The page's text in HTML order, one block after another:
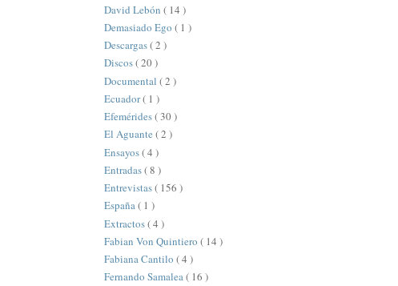
David Lebón ( 14 )
Demasiado Ego ( 1 )
Descargas( 2 )
Discos( 20 )
Documental ( 2 )
Ecuador( 1 )
Efemérides( 30 )
El Aguante ( 2 )
Ensayos( 4 )
Entradas( 8 )
Entrevistas( 156 )
España( 1 )
Extractos( 4 )
Fabian Von Quintiero ( 14 )
Fabiana Cantilo ( 4 )
Fernando Samalea( 16 )